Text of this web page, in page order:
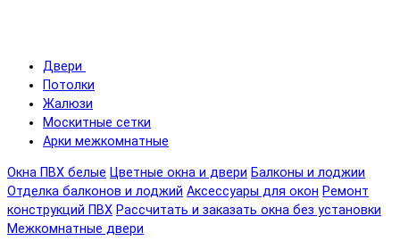
Двери
Потолки
Жалюзи
Москитные сетки
Арки межкомнатные
Окна ПВХ белые Цветные окна и двери Балконы и лоджии
Отделка балконов и лоджий Аксессуары для окон Ремонт
конструкций ПВХ Рассчитать и заказать окна без установки
Межкомнатные двери